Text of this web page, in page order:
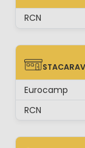
GLAMPING
RCN
STACARAVAN
Eurocamp
RCN